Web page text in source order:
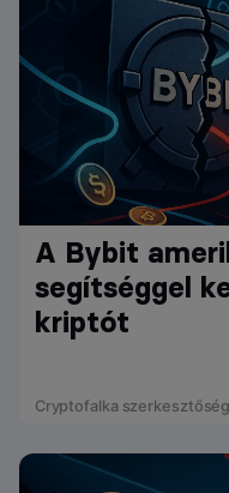
A Bybit
segítséggel
kriptót
Cryptofalka